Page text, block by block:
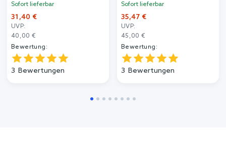
Sofort lieferbar
31,40 €
UVP:
40,00 €
Bewertung:
3 Bewertungen
Sofort lieferbar
35,47 €
UVP:
45,00 €
Bewertung:
3 Bewertungen